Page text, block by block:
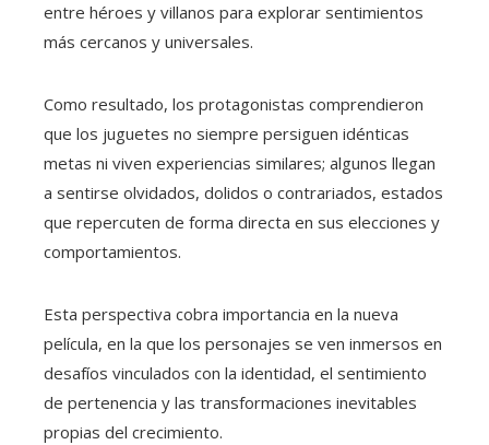
entre héroes y villanos para explorar sentimientos
más cercanos y universales.
Como resultado, los protagonistas comprendieron
que los juguetes no siempre persiguen idénticas
metas ni viven experiencias similares; algunos llegan
a sentirse olvidados, dolidos o contrariados, estados
que repercuten de forma directa en sus elecciones y
comportamientos.
Esta perspectiva cobra importancia en la nueva
película, en la que los personajes se ven inmersos en
desafíos vinculados con la identidad, el sentimiento
de pertenencia y las transformaciones inevitables
propias del crecimiento.